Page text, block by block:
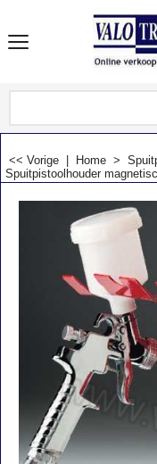
<< Vorige Home >
Spuitpistoolhouder